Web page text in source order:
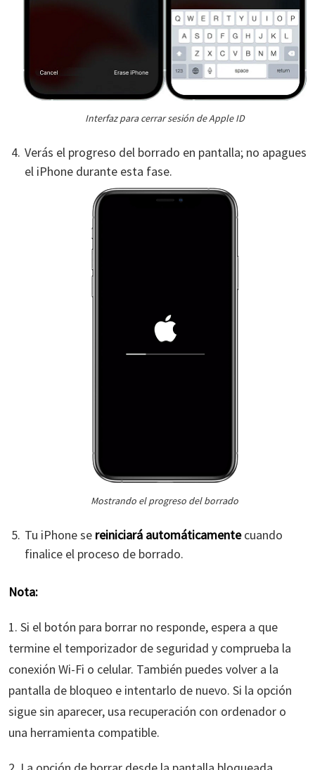
Interfaz para cerrar sesión de Apple ID
Verás el progreso del borrado en pantalla; no apagues
el iPhone durante esta fase.
Mostrando el progreso del borrado
Tu iPhone se reiniciará automáticamentecuando
finalice el proceso de borrado.
Nota:
1. Si el botón para borrar no responde, espera a que
termine el temporizador de seguridad y comprueba la
conexión Wi-Fi o celular. También puedes volver a la
pantalla de bloqueo e intentarlo de nuevo. Si la opción
sigue sin aparecer, usa recuperación con ordenador o
una herramienta compatible.